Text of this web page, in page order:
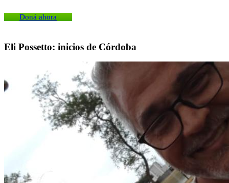
Doná ahora
Eli Possetto: inicios de Córdoba